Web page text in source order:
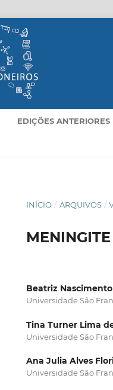
EDIÇÕES ANTERIORES
INÍCIO / ARQUIVOS /
Beatriz Nascimento
Universidade São
Tina Turner Lima
Universidade São
Ana Julia Alves
Universidade São